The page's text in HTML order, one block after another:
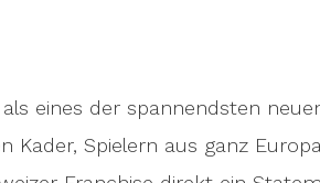
to close
eines der spannendsten
Kader, Spielern aus ganz